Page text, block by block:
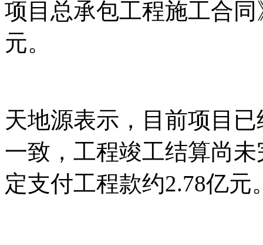
项目总承包工程施工合
元。
天地源表示，目前项目
一致，工程竣工结算尚
定支付工程款约2.78亿元